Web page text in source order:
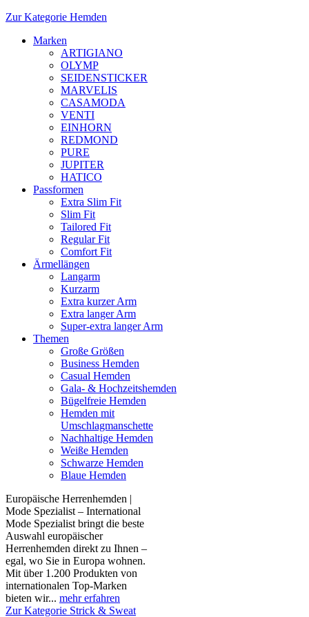
Zur Kategorie Hemden
Marken
ARTIGIANO
OLYMP
SEIDENSTICKER
MARVELIS
CASAMODA
VENTI
EINHORN
REDMOND
PURE
JUPITER
HATICO
Passformen
Extra Slim Fit
Slim Fit
Tailored Fit
Regular Fit
Comfort Fit
Ärmellängen
Langarm
Kurzarm
Extra kurzer Arm
Extra langer Arm
Super-extra langer Arm
Themen
Große Größen
Business Hemden
Casual Hemden
Gala- & Hochzeitshemden
Bügelfreie Hemden
Hemden mit
Umschlagmanschette
Nachhaltige Hemden
Weiße Hemden
Schwarze Hemden
Blaue Hemden
Europäische Herrenhemden |
Mode Spezialist – International
Mode Spezialist bringt die beste
Auswahl europäischer
Herrenhemden direkt zu Ihnen –
egal, wo Sie in Europa wohnen.
Mit über 1.200 Produkten von
internationalen Top-Marken
bieten wir... mehr erfahren
Zur Kategorie Strick & Sweat